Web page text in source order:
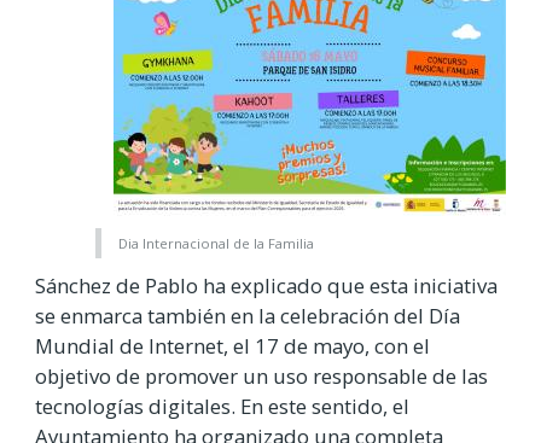
Dia Internacional de la Familia
Sánchez de Pablo ha explicado que esta iniciativa
se enmarca también en la celebración del Día
Mundial de Internet, el 17 de mayo, con el
objetivo de promover un uso responsable de las
tecnologías digitales. En este sentido, el
Ayuntamiento ha organizado una completa